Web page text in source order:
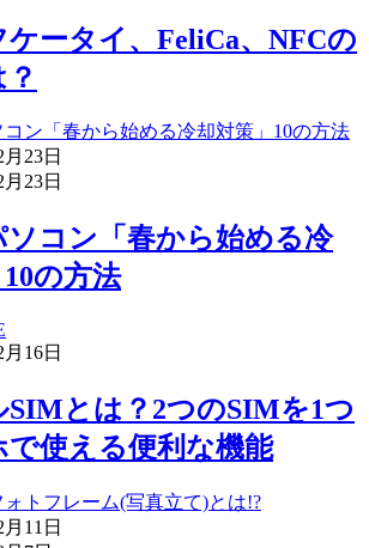
ケータイ、FeliCa、NFCの
23日
23日
ソコン「春から始める冷
の方法
16日
SIMとは？2つのSIMを1つ
で使える便利な機能
11日